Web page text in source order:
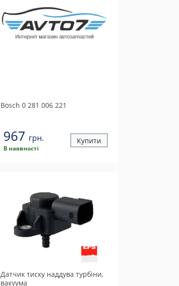
Bosch 0 281 006 221
967 грн.
В наявності
Купити
Датчик тиску наддува турбіни,
вакуума